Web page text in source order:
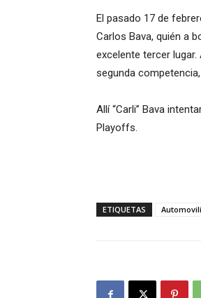
El pasado 17 de
Carlos Bava, quién a
excelente tercer
segunda
Allí “Carli” Bava
Playoffs.
ETIQUETAS